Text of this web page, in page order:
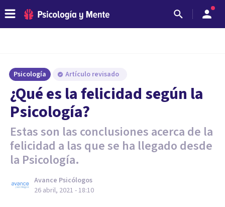
Psicología Artículo revisado
¿Qué es la felicidad según la
Psicología?
Estas son las conclusiones acerca de la
felicidad a las que se ha llegado desde
la Psicología.
Avance Psicólogos
26 abril, 2021 - 18:10